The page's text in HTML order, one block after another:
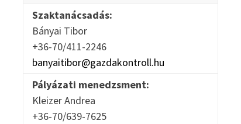
Szaktanácsadás:
Bányai Tibor
+36-70/411-2246
banyaitibor@gazdakontroll.hu
Pályázati menedzsment:
Kleizer Andrea
+36-70/639-7625